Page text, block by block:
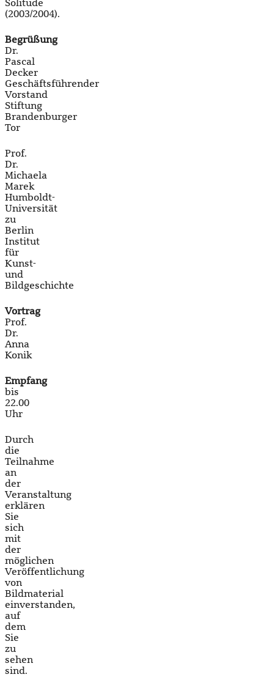
Solitude
(2003/2004).
Begrüßung
Dr.
Pascal
Decker
Geschäftsführender
Vorstand
Stiftung
Brandenburger
Tor
Prof.
Dr.
Michaela
Marek
Humboldt-
Universität
zu
Berlin
Institut
für
Kunst-
und
Bildgeschichte
Vortrag
Prof.
Dr.
Anna
Konik
Empfang
bis
22.00
Uhr
Durch
die
Teilnahme
an
der
Veranstaltung
erklären
Sie
sich
mit
der
möglichen
Veröffentlichung
von
Bildmaterial
einverstanden,
auf
dem
Sie
zu
sehen
sind.